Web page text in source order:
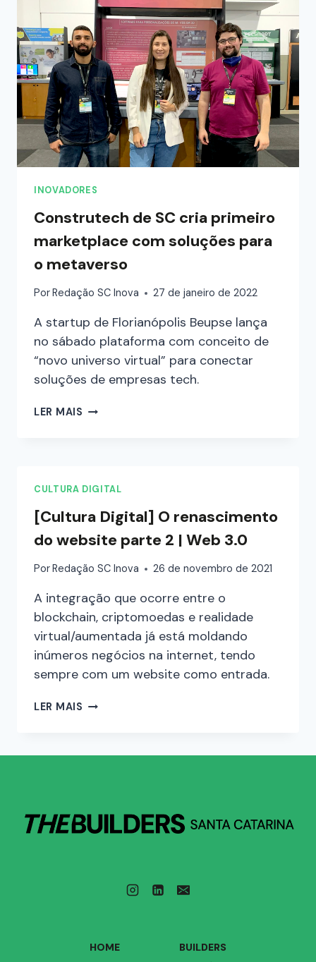
INOVADORES
Construtech de SC cria primeiro
marketplace com soluções para
o metaverso
PorRedação SC Inova 27 de janeiro de 2022
A startup de Florianópolis Beupse lança
no sábado plataforma com conceito de
“novo universo virtual” para conectar
soluções de empresas tech.
LER MAIS
CULTURA DIGITAL
[Cultura Digital] O renascimento
do website parte 2 | Web 3.0
PorRedação SC Inova 26 de novembro de 2021
A integração que ocorre entre o
blockchain, criptomoedas e realidade
virtual/aumentada já está moldando
inúmeros negócios na internet, tendo
sempre com um website como entrada.
LER MAIS
HOME
BUILDERS